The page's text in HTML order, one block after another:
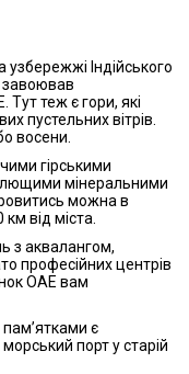
Індійського
завоював
Тут теж є гори, які
пустельних вітрів.
восени.
гірськими
мінеральними
можна в
від міста.
з аквалангом,
професійних центрів
ОАЕ вам
є
порт у старій